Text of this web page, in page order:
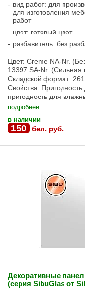
вид работ: для
для изготовления
работ
цвет: готовый цвет
разбавитель: без
Цвет: Creme NA-Nr.
13397 SA-Nr. (Сильная
Складской формат:
Свойства:
пригодность для
клеевой основы,
подробнее
в наличии
150 бел. руб.
Декоративные
(серия SibuGlas от